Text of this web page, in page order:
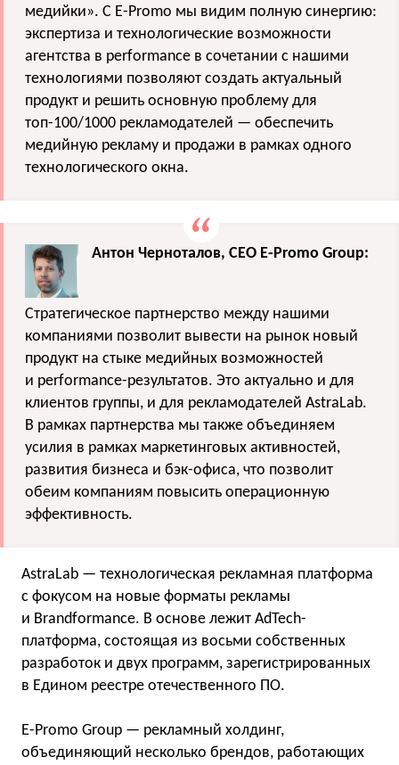
медийки». C E-Promo мы видим полную синергию:
экспертиза и технологические возможности
агентства в performance в сочетании с нашими
технологиями позволяют создать актуальный
продукт и решить основную проблему для
топ-100/1000 рекламодателей — обеспечить
медийную рекламу и продажи в рамках одного
технологического окна.
Антон Черноталов, СЕО E-Promo Group:
Стратегическое партнерство между нашими
компаниями позволит вывести на рынок новый
продукт на стыке медийных возможностей
и performance-результатов. Это актуально и для
клиентов группы, и для рекламодателей AstraLab.
В рамках партнерства мы также объединяем
усилия в рамках маркетинговых активностей,
развития бизнеса и бэк-офиса, что позволит
обеим компаниям повысить операционную
эффективность.
AstraLab — технологическая рекламная платформа
с фокусом на новые форматы рекламы
и Brandformance. В основе лежит AdTech-
платформа, состоящая из восьми собственных
разработок и двух программ, зарегистрированных
в Едином реестре отечественного ПО.
Е-Promo Group — рекламный холдинг,
объединяющий несколько брендов, работающих